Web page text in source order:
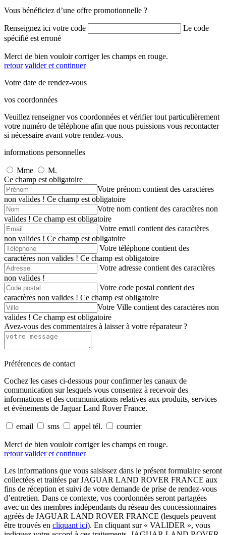
Vous bénéficiez d’une offre promotionnelle ?
Renseignez ici votre code
Le code
spécifié est erroné
Merci de bien vouloir corriger les champs en rouge.
retour valider et continuer
Votre date de rendez-vous
vos coordonnées
Veuillez renseigner vos coordonnées et vérifier tout particulièrement
votre numéro de téléphone afin que nous puissions vous recontacter
si nécessaire avant votre rendez-vous.
informations personnelles
Mme
M.
Ce champ est obligatoire
Votre prénom contient des caractères
non valides ! Ce champ est obligatoire
Votre nom contient des caractères non
valides ! Ce champ est obligatoire
Votre email contient des caractères
non valides ! Ce champ est obligatoire
Votre téléphone contient des
caractères non valides ! Ce champ est obligatoire
Votre adresse contient des caractères
non valides !
Votre code postal contient des
caractères non valides ! Ce champ est obligatoire
Votre Ville contient des caractères non
valides ! Ce champ est obligatoire
Avez-vous des commentaires à laisser à votre réparateur ?
Préférences de contact
Cochez les cases ci-dessous pour confirmer les canaux de
communication sur lesquels vous consentez à recevoir des
informations et des communications relatives aux produits, services
et évènements de Jaguar Land Rover France.
email sms appel tél. courrier
Merci de bien vouloir corriger les champs en rouge.
retour valider et continuer
Les informations que vous saisissez dans le présent formulaire seront
collectées et traitées par JAGUAR LAND ROVER FRANCE aux
fins de réception et suivi de votre demande de prise de rendez-vous
d’entretien. Dans ce contexte, vos coordonnées seront partagées
avec un des membres indépendants du réseau des concessionnaires
agréés de JAGUAR LAND ROVER FRANCE (lesquels peuvent
être trouvés en cliquant ici). En cliquant sur « VALIDER », vous